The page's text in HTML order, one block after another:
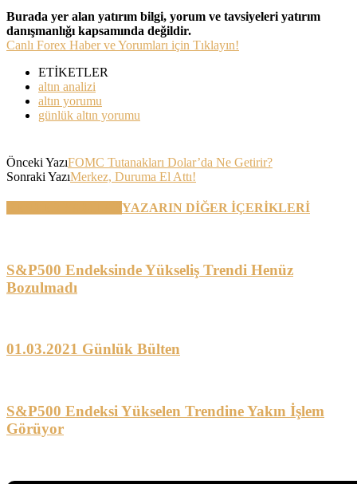
Burada yer alan yatırım bilgi, yorum ve tavsiyeleri yatırım
danışmanlığı kapsamında değildir.
Canlı Forex Haber ve Yorumları için Tıklayın!
ETİKETLER
altın analizi
altın yorumu
günlük altın yorumu
Önceki YazıFOMC Tutanakları Dolar’da Ne Getirir?
Sonraki YazıMerkez, Duruma El Attı!
YAZARIN DİĞER İÇERİKLERİ
S&P500 Endeksinde Yükseliş Trendi Henüz
Bozulmadı
01.03.2021 Günlük Bülten
S&P500 Endeksi Yükselen Trendine Yakın İşlem
Görüyor